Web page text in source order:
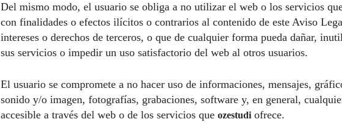
Del mismo modo, el usuario se obliga a no utilizar el web o los servicios
con finalidades o efectos ilícitos o contrarios al contenido de este Aviso
intereses o derechos de terceros, o que de cualquier forma pueda dañar,
sus servicios o impedir un uso satisfactorio del web al otros usuarios.
El usuario se compromete a no hacer uso de informaciones, mensajes,
sonido y/o imagen, fotografías, grabaciones, software y, en general,
accesible a través del web o de los servicios que ozestudiofrece.